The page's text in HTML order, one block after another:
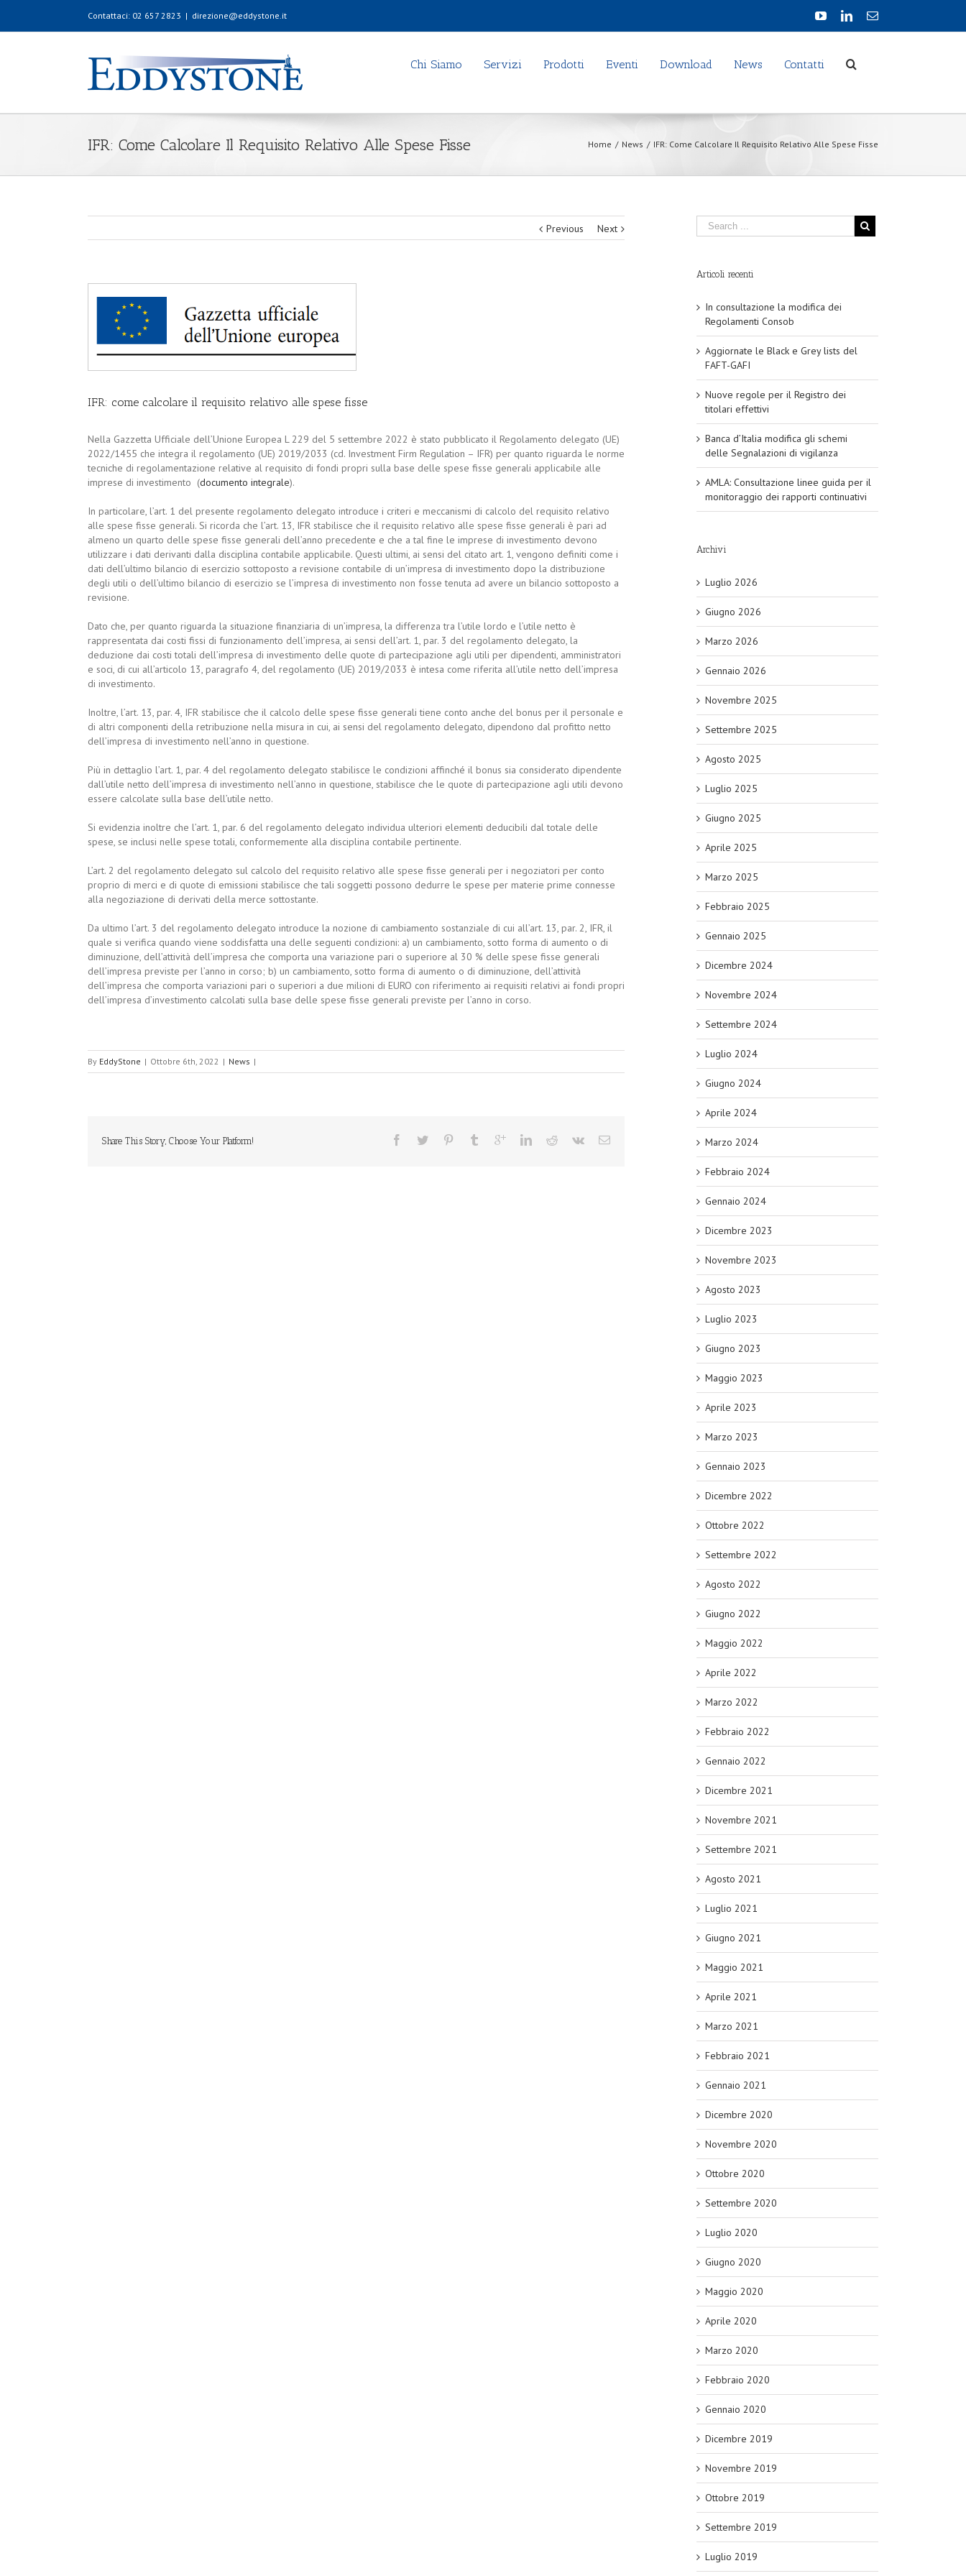
Contattaci: 02 657 2823 | direzione@eddystone.it
Chi Siamo Servizi Prodotti Eventi Download News Contatti
IFR: Come Calcolare Il Requisito Relativo Alle Spese Fisse Home / News / IFR: Come Calcolare Il Requisito Relativo Alle Spese Fisse
Previous Next
IFR: come calcolare il requisito relativo alle spese fisse
Nella Gazzetta Ufficiale dell’Unione Europea L 229 del 5 settembre 2022 è stato pubblicato il Regolamento delegato (UE)
2022/1455 che integra il regolamento (UE) 2019/2033 (cd. Investment Firm Regulation – IFR) per quanto riguarda le norme
tecniche di regolamentazione relative al requisito di fondi propri sulla base delle spese fisse generali applicabile alle
imprese di investimento (documento integrale).
In particolare, l’art. 1 del presente regolamento delegato introduce i criteri e meccanismi di calcolo del requisito relativo
alle spese fisse generali. Si ricorda che l’art. 13, IFR stabilisce che il requisito relativo alle spese fisse generali è pari ad
almeno un quarto delle spese fisse generali dell’anno precedente e che a tal fine le imprese di investimento devono
utilizzare i dati derivanti dalla disciplina contabile applicabile. Questi ultimi, ai sensi del citato art. 1, vengono definiti come i
dati dell’ultimo bilancio di esercizio sottoposto a revisione contabile di un’impresa di investimento dopo la distribuzione
degli utili o dell’ultimo bilancio di esercizio se l’impresa di investimento non fosse tenuta ad avere un bilancio sottoposto a
revisione.
Dato che, per quanto riguarda la situazione finanziaria di un’impresa, la differenza tra l’utile lordo e l’utile netto è
rappresentata dai costi fissi di funzionamento dell’impresa, ai sensi dell’art. 1, par. 3 del regolamento delegato, la
deduzione dai costi totali dell’impresa di investimento delle quote di partecipazione agli utili per dipendenti, amministratori
e soci, di cui all’articolo 13, paragrafo 4, del regolamento (UE) 2019/2033 è intesa come riferita all’utile netto dell’impresa
di investimento.
Inoltre, l’art. 13, par. 4, IFR stabilisce che il calcolo delle spese fisse generali tiene conto anche del bonus per il personale e
di altri componenti della retribuzione nella misura in cui, ai sensi del regolamento delegato, dipendono dal profitto netto
dell’impresa di investimento nell’anno in questione.
Più in dettaglio l’art. 1, par. 4 del regolamento delegato stabilisce le condizioni affinché il bonus sia considerato dipendente
dall’utile netto dell’impresa di investimento nell’anno in questione, stabilisce che le quote di partecipazione agli utili devono
essere calcolate sulla base dell’utile netto.
Si evidenzia inoltre che l’art. 1, par. 6 del regolamento delegato individua ulteriori elementi deducibili dal totale delle
spese, se inclusi nelle spese totali, conformemente alla disciplina contabile pertinente.
L’art. 2 del regolamento delegato sul calcolo del requisito relativo alle spese fisse generali per i negoziatori per conto
proprio di merci e di quote di emissioni stabilisce che tali soggetti possono dedurre le spese per materie prime connesse
alla negoziazione di derivati della merce sottostante.
Da ultimo l’art. 3 del regolamento delegato introduce la nozione di cambiamento sostanziale di cui all’art. 13, par. 2, IFR, il
quale si verifica quando viene soddisfatta una delle seguenti condizioni: a) un cambiamento, sotto forma di aumento o di
diminuzione, dell’attività dell’impresa che comporta una variazione pari o superiore al 30 % delle spese fisse generali
dell’impresa previste per l’anno in corso; b) un cambiamento, sotto forma di aumento o di diminuzione, dell’attività
dell’impresa che comporta variazioni pari o superiori a due milioni di EURO con riferimento ai requisiti relativi ai fondi propri
dell’impresa d’investimento calcolati sulla base delle spese fisse generali previste per l’anno in corso.
By EddyStone | Ottobre 6th, 2022 | News |
Share This Story, Choose Your Platform!
Articoli recenti
In consultazione la modifica dei
Regolamenti Consob
Aggiornate le Black e Grey lists del
FAFT-GAFI
Nuove regole per il Registro dei
titolari effettivi
Banca d’Italia modifica gli schemi
delle Segnalazioni di vigilanza
AMLA: Consultazione linee guida per il
monitoraggio dei rapporti continuativi
Archivi
Luglio 2026
Giugno 2026
Marzo 2026
Gennaio 2026
Novembre 2025
Settembre 2025
Agosto 2025
Luglio 2025
Giugno 2025
Aprile 2025
Marzo 2025
Febbraio 2025
Gennaio 2025
Dicembre 2024
Novembre 2024
Settembre 2024
Luglio 2024
Giugno 2024
Aprile 2024
Marzo 2024
Febbraio 2024
Gennaio 2024
Dicembre 2023
Novembre 2023
Agosto 2023
Luglio 2023
Giugno 2023
Maggio 2023
Aprile 2023
Marzo 2023
Gennaio 2023
Dicembre 2022
Ottobre 2022
Settembre 2022
Agosto 2022
Giugno 2022
Maggio 2022
Aprile 2022
Marzo 2022
Febbraio 2022
Gennaio 2022
Dicembre 2021
Novembre 2021
Settembre 2021
Agosto 2021
Luglio 2021
Giugno 2021
Maggio 2021
Aprile 2021
Marzo 2021
Febbraio 2021
Gennaio 2021
Dicembre 2020
Novembre 2020
Ottobre 2020
Settembre 2020
Luglio 2020
Giugno 2020
Maggio 2020
Aprile 2020
Marzo 2020
Febbraio 2020
Gennaio 2020
Dicembre 2019
Novembre 2019
Ottobre 2019
Settembre 2019
Luglio 2019